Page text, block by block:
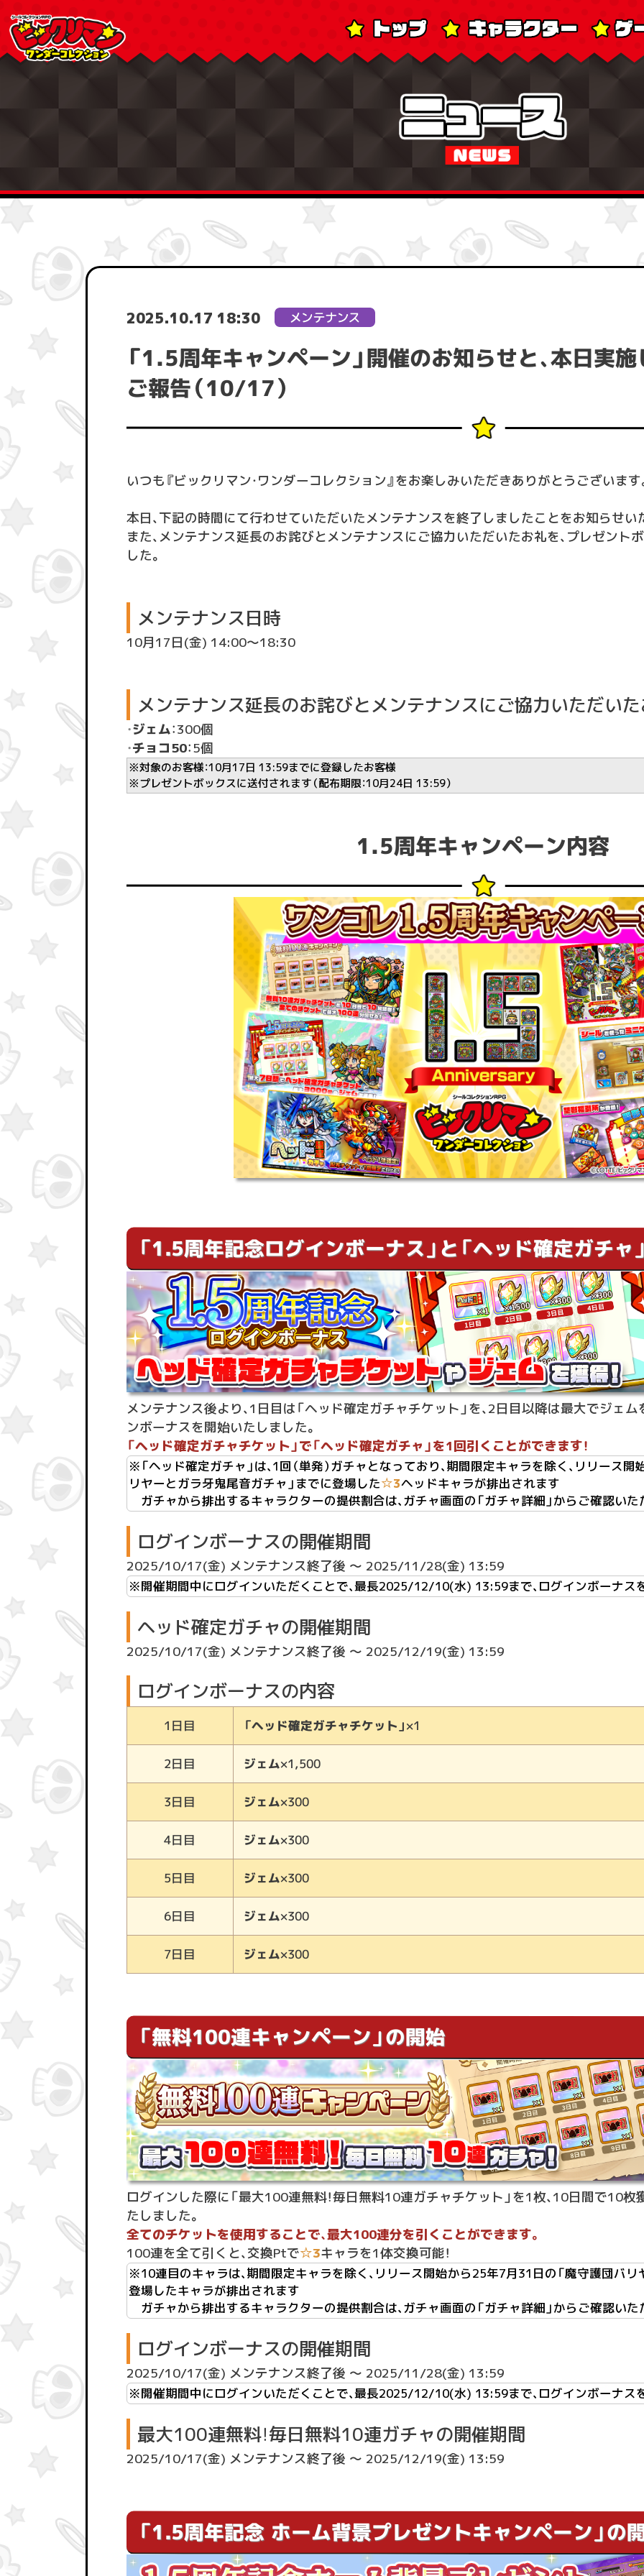
2025.10.17 18:30
「1.5周年キャンペーン」開催のお知らせと、本日実
ご報告（10/17）
いつも『ビックリマン・ワンダーコレクション』をお楽しみいただきありがとうございます
本日、下記の時間にて行わせていただいたメンテナンスを終了しましたことをお知らせい
また、メンテナンス延長のお詫びとメンテナンスにご協力いただいたお礼を、プレゼント
した。
メンテナンス日時
10月17日(金) 14:00〜18:30
メンテナンス延長のお詫びとメンテナンスにご協力いただい
・ジェム：300個
・チョコ50：5個
※対象のお客様：10月17日 13:59までに登録したお客様
※プレゼントボックスに送付されます（配布期限：10月24日 13:59）
1.5周年キャンペーン内容
「1.5周年記念ログインボーナス」と「ヘッド確定ガチャ
メンテナンス後より、1日目は「ヘッド確定ガチャチケット」を、2日目以降は最大でジェ
ンボーナスを開始いたしました。
「ヘッド確定ガチャチケット」で「ヘッド確定ガチャ」を1回引くことができます！
※「ヘッド確定ガチャ」は、1回（単発）ガチャとなっており、期間限定キャラを除く、リリース
リヤーとガラ牙鬼尾音ガチャ」までに登場した☆3ヘッドキャラが排出されます
ガチャから排出するキャラクターの提供割合は、ガチャ画面の「ガチャ詳細」からご確認いた
ログインボーナスの開催期間
2025/10/17(金) メンテナンス終了後 ～ 2025/11/28(金) 13:59
※開催期間中にログインいただくことで、最長2025/12/10(水) 13:59まで、ログインボーナス
ヘッド確定ガチャの開催期間
2025/10/17(金) メンテナンス終了後 ～ 2025/12/19(金) 13:59
ログインボーナスの内容
1日目 「ヘッド確定ガチャチケット」×1
2日目 ジェム×1,500
3日目 ジェム×300
4日目 ジェム×300
5日目 ジェム×300
6日目 ジェム×300
7日目 ジェム×300
「無料100連キャンペーン」の開始
ログインした際に「最大100連無料！毎日無料10連ガチャチケット」を1枚、10日間で10
たしました。
全てのチケットを使用することで、最大100連分を引くことができます。
100連を全て引くと、交換Ptで☆3キャラを1体交換可能！
※10連目のキャラは、期間限定キャラを除く、リリース開始から25年7月31日の「魔守護団バ
登場したキャラが排出されます
ガチャから排出するキャラクターの提供割合は、ガチャ画面の「ガチャ詳細」からご確認いた
ログインボーナスの開催期間
2025/10/17(金) メンテナンス終了後 ～ 2025/11/28(金) 13:59
※開催期間中にログインいただくことで、最長2025/12/10(水) 13:59まで、ログインボーナス
最大100連無料！毎日無料10連ガチャの開催期間
2025/10/17(金) メンテナンス終了後 ～ 2025/12/19(金) 13:59
「1.5周年記念 ホーム背景プレゼントキャンペーン」の